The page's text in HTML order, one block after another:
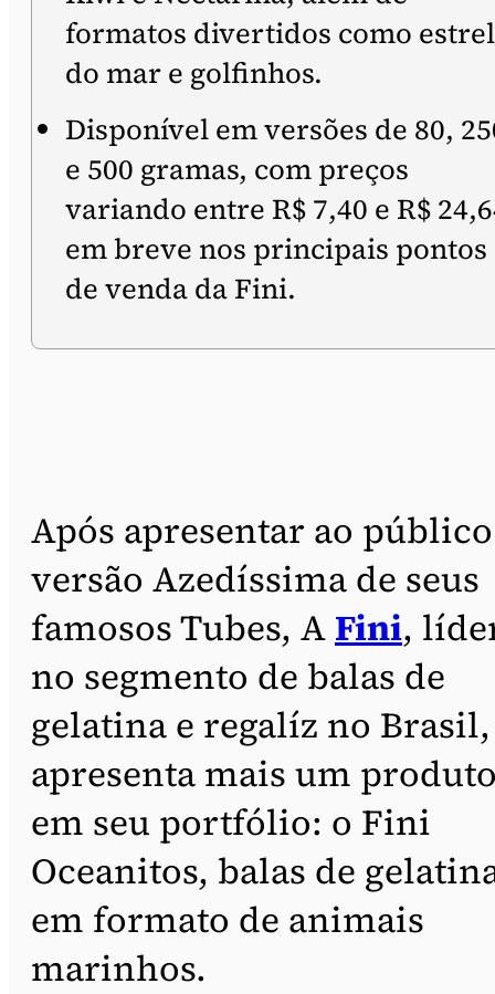
formatos divertidos como
do mar e golfinhos.
Disponível em versões de 80,
e 500 gramas, com preços
variando entre R$ 7,40 e R$
em breve nos principais pontos
de venda da Fini.
Após apresentar ao
versão Azedíssima de seus
famosos Tubes, A Fini,
no segmento de balas de
gelatina e regalíz no Brasil,
apresenta mais um
em seu portfólio: o Fini
Oceanitos, balas de
em formato de animais
marinhos.